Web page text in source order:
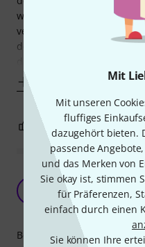
Mit
Mit unseren
fluffiges
dazugehört bieten.
passende
und das Merken von
Sie okay ist, stimmen
für Präferenzen,
einfach durch einen
Sie können Ihre
wird. Neben
verständliche
der Flugvorführungen. Die
0
Ordentliche
osaft
Bedienung